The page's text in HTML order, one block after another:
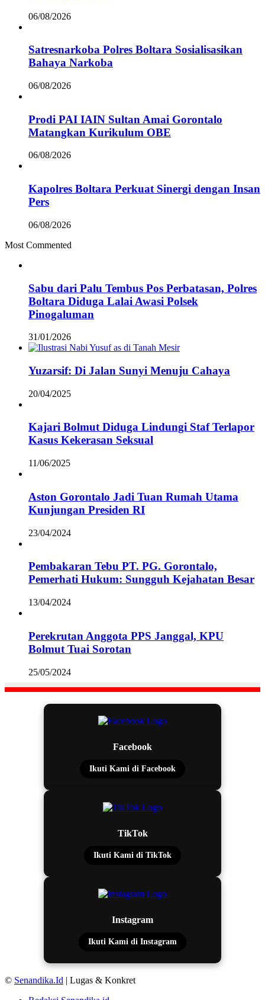
06/08/2026
Satresnarkoba Polres Boltara Sosialisasikan
Bahaya Narkoba
06/08/2026
Prodi PAI IAIN Sultan Amai Gorontalo
Matangkan Kurikulum OBE
06/08/2026
Kapolres Boltara Perkuat Sinergi dengan Insan
Pers
06/08/2026
Most Commented
Sabu dari Palu Tembus Pos Perbatasan, Polres
Boltara Diduga Lalai Awasi Polsek
Pinogaluman
31/01/2026
Yuzarsif: Di Jalan Sunyi Menuju Cahaya
20/04/2025
Kajari Bolmut Diduga Lindungi Staf Terlapor
Kasus Kekerasan Seksual
11/06/2025
Aston Gorontalo Jadi Tuan Rumah Utama
Kunjungan Presiden RI
23/04/2024
Pembakaran Tebu PT. PG. Gorontalo,
Pemerhati Hukum: Sungguh Kejahatan Besar
13/04/2024
Perekrutan Anggota PPS Janggal, KPU
Bolmut Tuai Sorotan
25/05/2024
Facebook
Ikuti Kami di Facebook
TikTok
Ikuti Kami di TikTok
Instagram
Ikuti Kami di Instagram
© Senandika.Id | Lugas & Konkret